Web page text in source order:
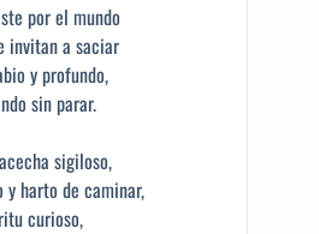
por el mundo
invitan a saciar
y profundo,
sin parar.
sigiloso,
harto de caminar,
curioso,